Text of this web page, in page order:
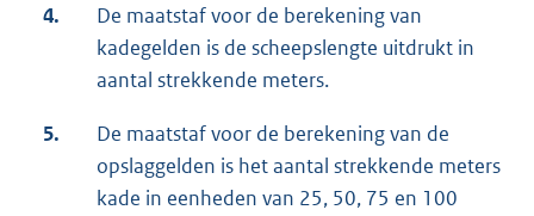
4.
De maatstaf voor de berekening van
kadegelden is de scheepslengte uitdrukt in
aantal strekkende meters.
5.
De maatstaf voor de berekening van de
opslaggelden is het aantal strekkende meters
kade in eenheden van 25, 50, 75 en 100